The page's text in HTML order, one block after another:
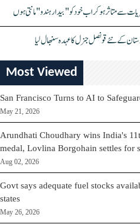
سے متاثر ہو کر اب خود کو "بیدار ہندو" مانتی ہوں
کے نئے قونصل جنرل کا عہدہ سنبھال لیا
Most Viewed
San Francisco Turns to AI to
May 21, 2026
Arundhati Choudhary wins India's
medal, Lovlina Borgohain settles for
Aug 02, 2026
Govt says adequate fuel stocks
states
May 26, 2026